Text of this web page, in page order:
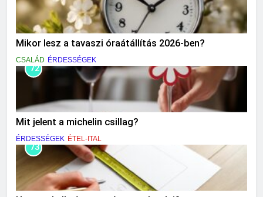
Mikor lesz a tavaszi óraátállítás 2026-ben?
CSALÁD ÉRDESSÉGEK
72
Mit jelent a michelin csillag?
ÉRDESSÉGEK ÉTEL-ITAL
73